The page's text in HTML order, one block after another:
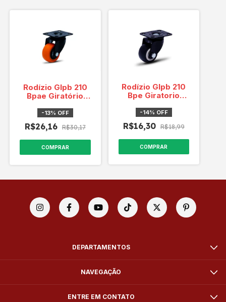
Rodízio Glpb 210
Bpae Giratório
Kg/roda
-13% OFF
R$26,16 R$30,17
COMPRAR
Rodízio Glpb 210
Bpe Giratorio
Cap. 50 Kg
-14% OFF
R$16,30 R$18,99
COMPRAR
DEPARTAMENTOS
NAVEGAÇÃO
ENTRE EM CONTATO